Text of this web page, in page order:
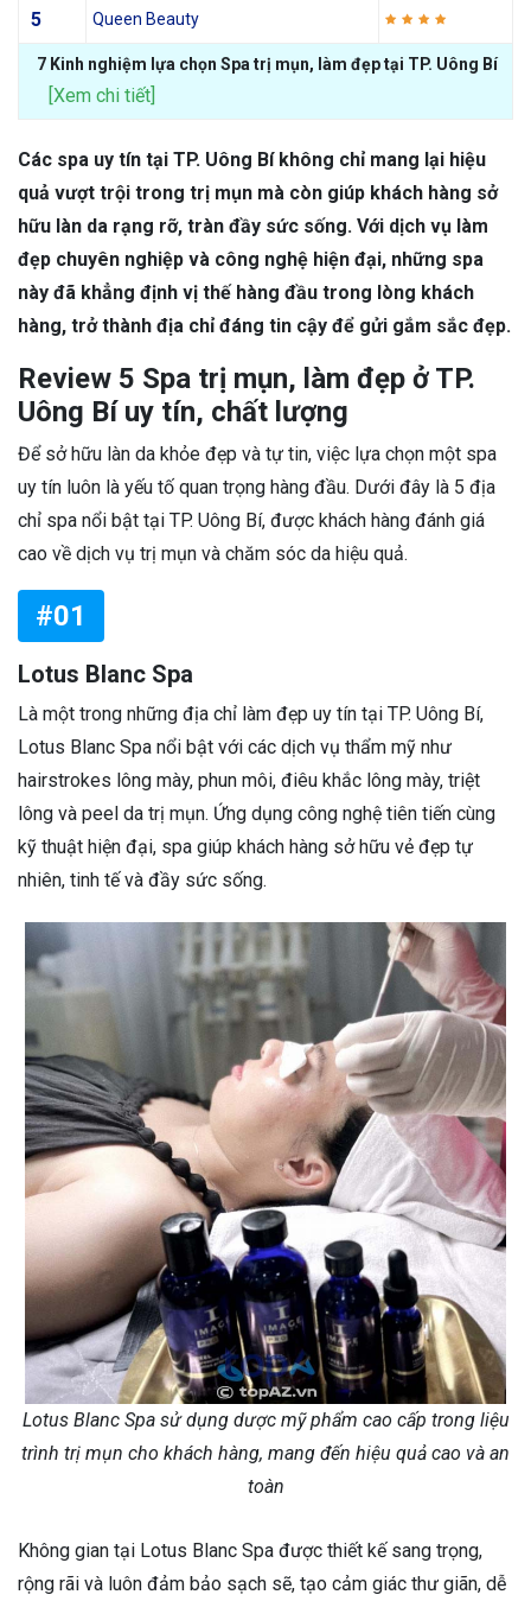
5 Queen Beauty
7 Kinh nghiệm lựa chọn Spa trị mụn, làm đẹp tại TP. Uông Bí
[Xem chi tiết]
Các spa uy tín tại TP. Uông Bí không chỉ mang lại hiệu
quả vượt trội trong trị mụn mà còn giúp khách hàng sở
hữu làn da rạng rỡ, tràn đầy sức sống. Với dịch vụ làm
đẹp chuyên nghiệp và công nghệ hiện đại, những spa
này đã khẳng định vị thế hàng đầu trong lòng khách
hàng, trở thành địa chỉ đáng tin cậy để gửi gắm sắc đẹp.
Review 5 Spa trị mụn, làm đẹp ở TP.
Uông Bí uy tín, chất lượng
Để sở hữu làn da khỏe đẹp và tự tin, việc lựa chọn một spa
uy tín luôn là yếu tố quan trọng hàng đầu. Dưới đây là 5 địa
chỉ spa nổi bật tại TP. Uông Bí, được khách hàng đánh giá
cao về dịch vụ trị mụn và chăm sóc da hiệu quả.
#01
Lotus Blanc Spa
Là một trong những địa chỉ làm đẹp uy tín tại TP. Uông Bí,
Lotus Blanc Spa nổi bật với các dịch vụ thẩm mỹ như
hairstrokes lông mày, phun môi, điêu khắc lông mày, triệt
lông và peel da trị mụn. Ứng dụng công nghệ tiên tiến cùng
kỹ thuật hiện đại, spa giúp khách hàng sở hữu vẻ đẹp tự
nhiên, tinh tế và đầy sức sống.
Lotus Blanc Spa sử dụng dược mỹ phẩm cao cấp trong liệu
trình trị mụn cho khách hàng, mang đến hiệu quả cao và an
toàn
Không gian tại Lotus Blanc Spa được thiết kế sang trọng,
rộng rãi và luôn đảm bảo sạch sẽ, tạo cảm giác thư giãn, dễ